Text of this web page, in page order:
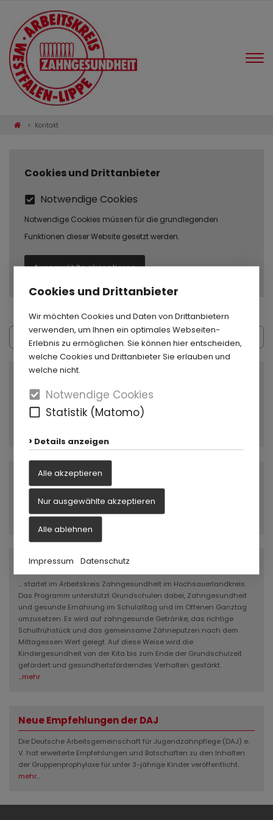
Cookies und Drittanbieter
Wir möchten Cookies und Daten von Drittanbietern
verwenden, um Ihnen ein optimales Webseiten-
Erlebnis zu ermöglichen. Sie können hier entscheiden,
welche Cookies und Drittanbieter Sie erlauben und
welche nicht.
Notwendige Cookies
Statistik (Matomo)
Details anzeigen
Alle akzeptieren
Nur ausgewählte akzeptieren
Alle ablehnen
Impressum Datenschutz
Kontakt
Cookies und Drittanbieter
Notwendige Cookies
Notwendige Cookies müssen für die grundlegenden
Funktionen dieser Website gesetzt werden.
Ausgewählte akzeptieren
Zahnputzvideo
Nach zwei Jahren geht nun das zweite Erklärvideo an den Start. Mit
dem Video „Eltern putzen Kinderzähne“ sprechen wir dieses Mal die
Eltern als Zielgruppe an.
Kita mit Biss
Das Präventionsprogramm in Kindertagesstätten hilft, die
frühkindliche Karies zu reduzieren. Wie genau, erfahren Sie
mehr...
Schule mit Biss
... startet im Arbeitskreis Zahngesundheit im Hochsauerlandkreis.
Das Programm unterstützt Grundschulen dabei, Zahngesundheit
und gesunde Ernährung im Schulalltag und im Offenen Ganztag
umzusetzen. Es wird auf zahngesunde Getränke, das richtige
Schulfrühstück und das gemeinsame Zähneputzen nach dem
Mittagessen Wert gelegt. Auf diese Weise wird die
Kindergesundheit von der Kita bis zum Ende der Grundschulzeit
gefördert und gesundheitsförderndes Verhalten gestärkt.
...mehr
Neue Empfehlungen der DAJ
Die Deutsche Arbeitsgemeinschaft für Jugendzahnpflege (DAJ) e.
V. hat erweiterte Empfehlungen und Botschaften zu den Inhalten
der Gruppenprophylaxe für unter 3-jährige Kinder veröffentlicht.
mehr...